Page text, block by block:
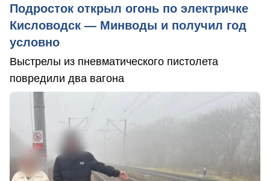
Подросток открыл огонь по электричке
Кисловодск — Минводы и получил год
условно
Выстрелы из пневматического пистолета
повредили два вагона